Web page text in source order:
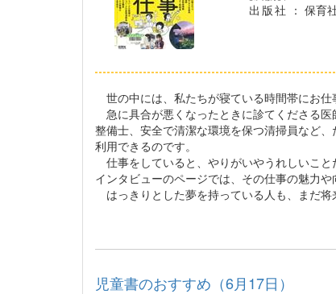
出版社 ： 保育
世の中には、私たちが寝ている時間帯にお仕
急に具合が悪くなったときに診てくださる
整備士、安全で清潔な環境を保つ清掃員など
利用できるのです。
仕事をしていると、やりがいやうれしいこと
インタビューのページでは、その仕事の魅力
はっきりとした夢を持っている人も、まだ
児童書のおすすめ（6月17日）